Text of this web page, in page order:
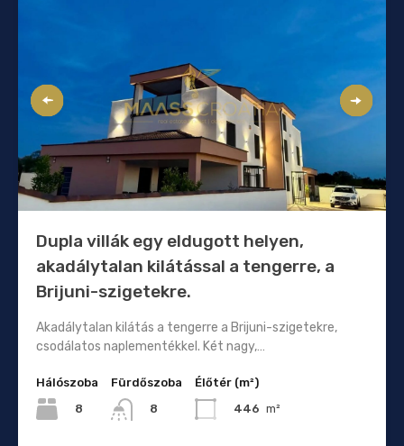
Dupla villák egy eldugott helyen,
akadálytalan kilátással a tengerre, a
Brijuni-szigetekre.
Akadálytalan kilátás a tengerre a Brijuni-szigetekre,
csodálatos naplementékkel. Két nagy,…
Hálószoba
8
Fürdőszoba
8
Élőtér (m²)
446 m²